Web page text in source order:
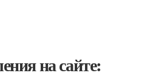
на сайте: